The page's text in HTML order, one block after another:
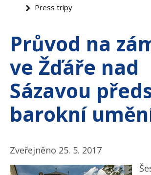
Průvod na
ve Žďáře nad
Sázavou
barokní
Zveřejněno 25. 5. 2017
Press tripy